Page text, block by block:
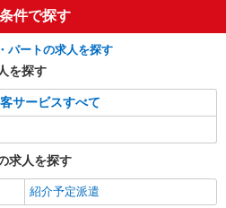
件で探す
パートの求人を探す
を探す
サービスすべて
求人を探す
紹介予定派遣